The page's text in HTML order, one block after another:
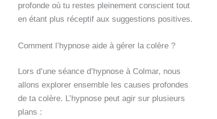
profonde où tu restes pleinement conscient tout
en étant plus réceptif aux suggestions positives.
Comment l’hypnose aide à gérer la colère ?
Lors d’une séance d’hypnose à Colmar, nous
allons explorer ensemble les causes profondes
de ta colère. L’hypnose peut agir sur plusieurs
plans :